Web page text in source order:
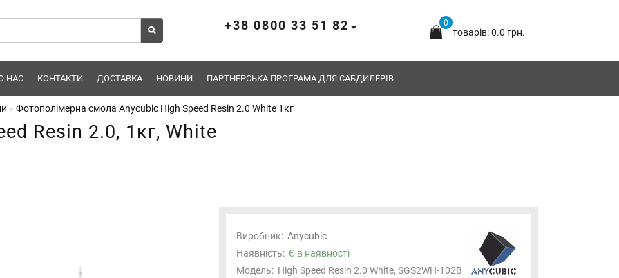
0
товарів: 0.0 грн.
+38 0800 33 51 82
НАС КОНТАКТИ ДОСТАВКА НОВИНИ ПАРТНЕРСЬКА ПРОГРАМА ДЛЯ САБДИЛЕРІВ
Фотополімерна смола Anycubic High Speed Resin 2.0 White 1кг
Resin 2.0, 1кг, White
Виробник: Anycubic
Наявність: Є в наявності
Модель: High Speed Resin 2.0 White, SGS2WH-102B